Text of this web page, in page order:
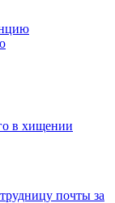
в хищении
почты за